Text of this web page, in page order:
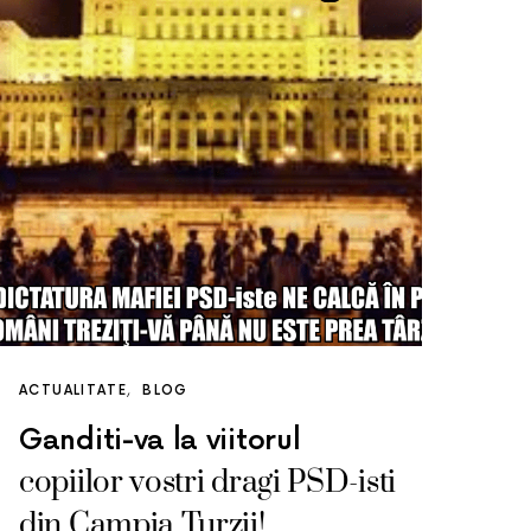
ACTUALITATE BLOG
Ganditi-va la viitorul
copiilor vostri dragi PSD-isti